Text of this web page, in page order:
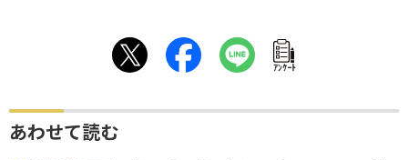
ｱﾝｹｰﾄ
あわせて読む